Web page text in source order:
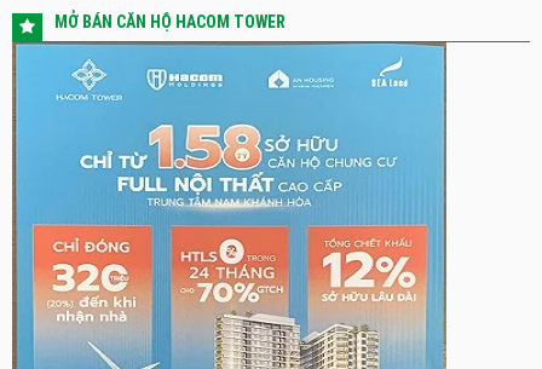
MỞ BÁN CĂN HỘ HACOM TOWER